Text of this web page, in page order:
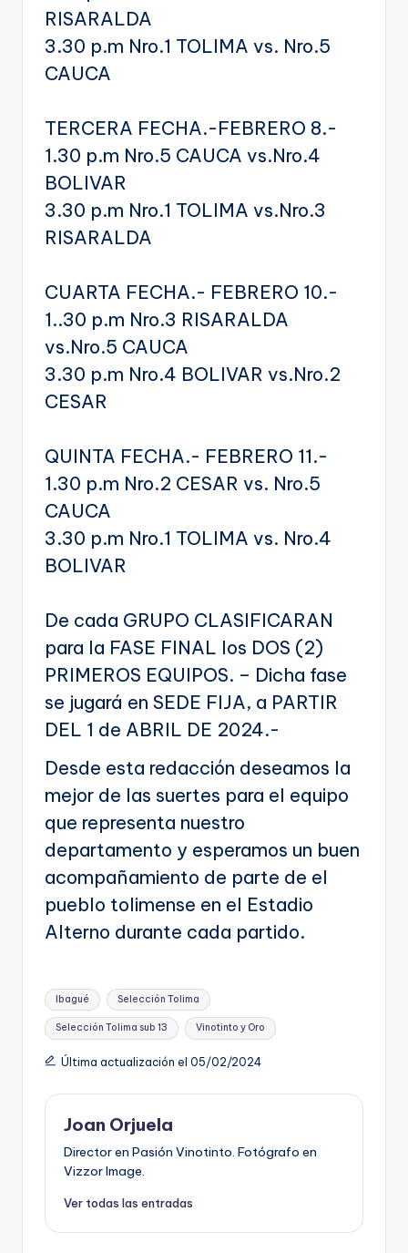
RISARALDA
3.30 p.m Nro.1 TOLIMA vs. Nro.5
CAUCA
TERCERA FECHA.-FEBRERO 8.-
1.30 p.m Nro.5 CAUCA vs.Nro.4
BOLIVAR
3.30 p.m Nro.1 TOLIMA vs.Nro.3
RISARALDA
CUARTA FECHA.- FEBRERO 10.-
1..30 p.m Nro.3 RISARALDA
vs.Nro.5 CAUCA
3.30 p.m Nro.4 BOLIVAR vs.Nro.2
CESAR
QUINTA FECHA.- FEBRERO 11.-
1.30 p.m Nro.2 CESAR vs. Nro.5
CAUCA
3.30 p.m Nro.1 TOLIMA vs. Nro.4
BOLIVAR
De cada GRUPO CLASIFICARAN
para la FASE FINAL los DOS (2)
PRIMEROS EQUIPOS. – Dicha fase
se jugará en SEDE FIJA, a PARTIR
DEL 1 de ABRIL DE 2024.-
Desde esta redacción deseamos la
mejor de las suertes para el equipo
que representa nuestro
departamento y esperamos un buen
acompañamiento de parte de el
pueblo tolimense en el Estadio
Alterno durante cada partido.
Etiquetas:
Ibagué Selección Tolima
Selección Tolima sub 13 Vinotinto y Oro
Última actualización el 05/02/2024
Joan Orjuela
Director en Pasión Vinotinto. Fotógrafo en
Vizzor Image.
Ver todas las entradas